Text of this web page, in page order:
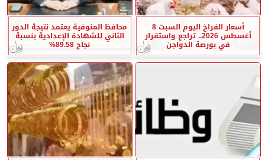
أسعار الفراخ اليوم السبت 8
أغسطس 2026.. تراجع واستقرار
في بورصة الدواجن
محافظ المنوفية يعتمد نتيجة الدور
الثاني للشهادة الإعدادية بنسبة
نجاح 89.58%